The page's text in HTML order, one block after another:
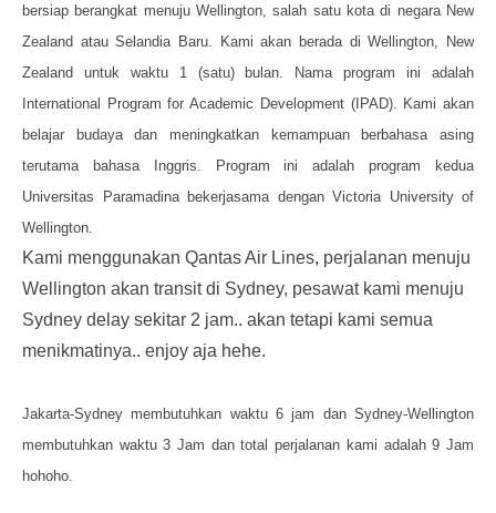
bersiap berangkat menuju Wellington, salah satu kota di negara New
Zealand atau Selandia Baru. Kami akan berada di Wellington, New
Zealand untuk waktu 1 (satu) bulan. Nama program ini adalah
International Program for Academic Development (IPAD). Kami akan
belajar budaya dan meningkatkan kemampuan berbahasa asing
terutama bahasa Inggris. Program ini adalah program kedua
Universitas Paramadina bekerjasama dengan Victoria University of
Wellington.
Kami menggunakan Qantas Air Lines, perjalanan menuju
Wellington akan transit di Sydney, pesawat kami menuju
Sydney delay sekitar 2 jam.. akan tetapi kami semua
menikmatinya.. enjoy aja hehe.
Jakarta-Sydney membutuhkan waktu 6 jam dan Sydney-Wellington
membutuhkan waktu 3 Jam dan total perjalanan kami adalah 9 Jam
hohoho.